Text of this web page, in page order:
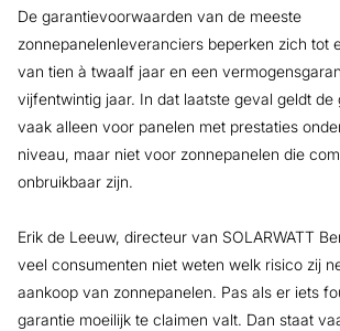
De garantievoorwaarden van de meeste
zonnepanelenleveranciers beperken zich tot
van tien à twaalf jaar en een
vijfentwintig jaar. In dat laatste geval geldt de
vaak alleen voor panelen met prestaties
niveau, maar niet voor zonnepanelen die
onbruikbaar zijn.
Erik de Leeuw, directeur van SOLARWATT
veel consumenten niet weten welk risico zij
aankoop van zonnepanelen. Pas als er iets
garantie moeilijk te claimen valt. Dan staat